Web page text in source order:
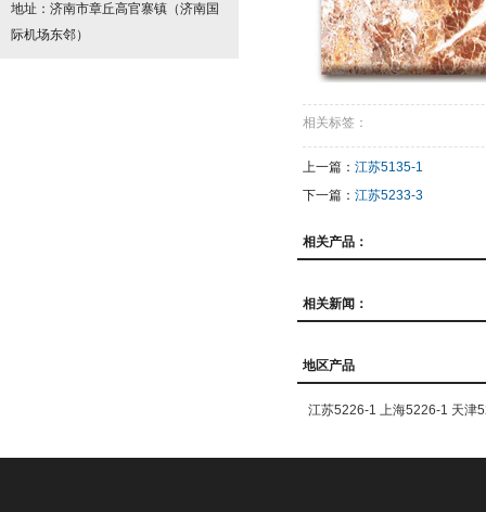
地址：济南市章丘高官寨镇（济南国
际机场东邻）
相关标签：
上一篇： 江苏5135-1
下一篇： 江苏5233-3
相关产品：
相关新闻：
地区产品
江苏5226-1 上海5226-1 天津